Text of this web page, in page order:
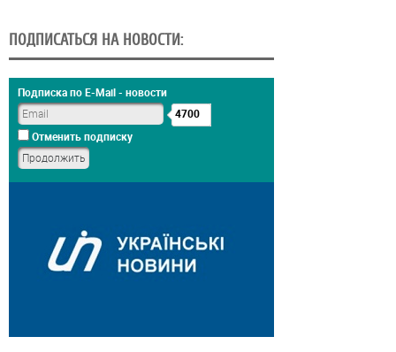
ПОДПИСАТЬСЯ НА НОВОСТИ:
Подписка по E-Mail - новости
4700
Отменить подписку